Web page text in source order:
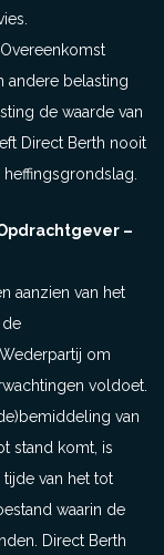
andere belasting
de waarde van
Direct Berth nooit
–
aanzien van het
de
om
voldoet.
van
stand komt, is
van het tot
waarin de
Direct Berth